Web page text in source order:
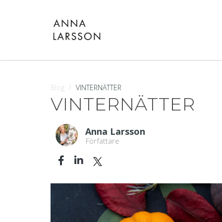
Blog VINTERNÄTTER
VINTERNÄTTER
Anna Larsson
Författare